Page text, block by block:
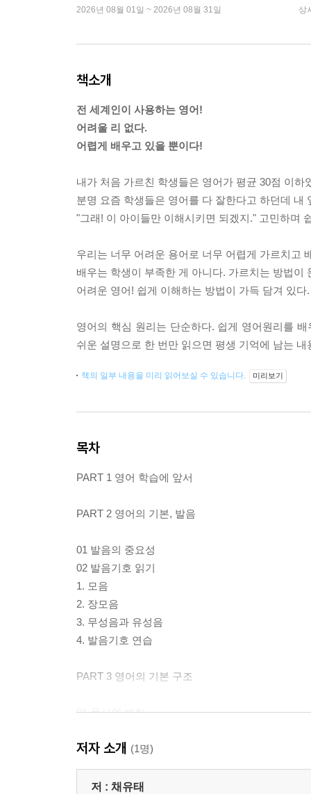
2026년 08월 01일 ~ 2026년 08월 31일 상
책소개
전 세계인이 사용하는 영어!
어려울 리 없다.
어렵게 배우고 있을 뿐이다!
내가 처음 가르친 학생들은 영어가 평균 30점 이하
분명 요즘 학생들은 영어를 다 잘한다고 하던데
"그래! 이 아이들만 이해시키면 되겠지." 고민하며
우리는 너무 어려운 용어로 너무 어렵게 가르치고
배우는 학생이 부족한 게 아니다. 가르치는 방법이
어려운 영어! 쉽게 이해하는 방법이 가득 담겨 있다.
영어의 핵심 원리는 단순하다. 쉽게 영어원리를
쉬운 설명으로 한 번만 읽으면 평생 기억에 남는 내
책의 일부 내용을 미리 읽어보실 수 있습니다. 미리보기
목차
PART 1 영어 학습에 앞서
PART 2 영어의 기본, 발음
01 발음의 중요성
02 발음기호 읽기
1. 모음
2. 장모음
3. 무성음과 유성음
4. 발음기호 연습
PART 3 영어의 기본 구조
01 품사의 변화
03 영어 품사가 만들어지는 과정
04 [to+동사(to부정사)] = 부사·형용사·명사
05 [동사+ing] = 형용사·명사
저자 소개 (1명)
저 : 채유태